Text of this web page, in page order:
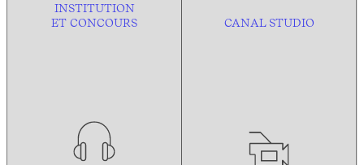
INSTITUTION
ET CONCOURS
CANAL STUDIO